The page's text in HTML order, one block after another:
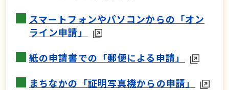
スマートフォンやパソコンからの「オン
ライン申請」
紙の申請書での「郵便による申請」
まちなかの「証明写真機からの申請」